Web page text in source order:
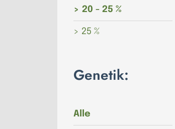
> 20 - 25 %
> 25 %
Genetik:
Alle